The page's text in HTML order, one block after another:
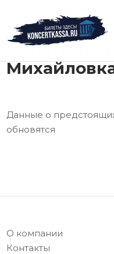
содержимому
Главная
Билеты на
Данные о
обновятся
О компании
Контакты